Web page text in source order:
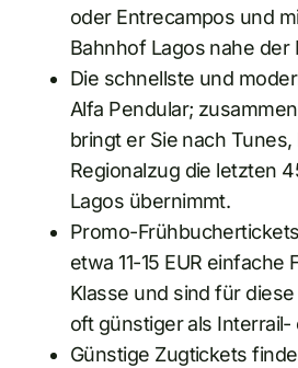
oder Entrecampos und
Bahnhof Lagos nahe der
Die schnellste und
Alfa Pendular;
bringt er Sie nach
Regionalzug die letzten
Lagos übernimmt.
Promo-
etwa 11-15 EUR einfache
Klasse und sind für
oft günstiger als Interrail-
Günstige Zugtickets